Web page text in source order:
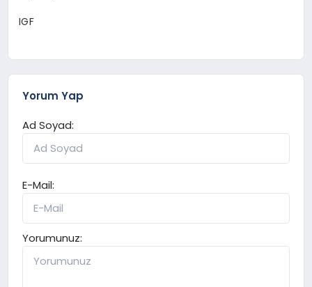
IGF
Yorum Yap
Ad Soyad:
E-Mail:
Yorumunuz: